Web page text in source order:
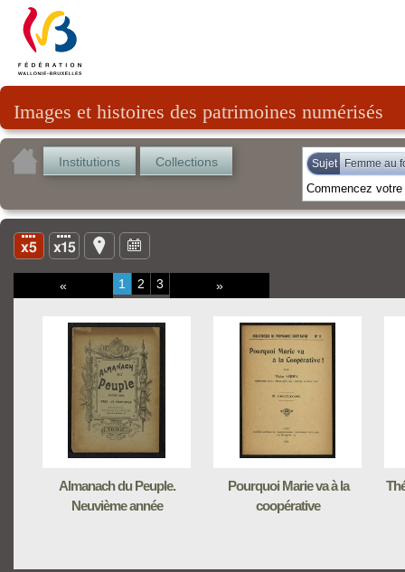
Images et histoires des patrimoines numérisés
Institutions Collections Sujet Femme au
« 1 2 3 »
Almanach du Peuple.
Neuvième année
Pourquoi Marie va à la
coopérative